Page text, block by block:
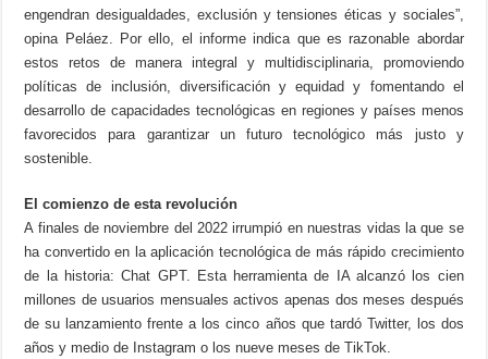
engendran desigualdades, exclusión y tensiones éticas y sociales”,
opina Peláez. Por ello, el informe indica que es razonable abordar
estos retos de manera integral y multidisciplinaria, promoviendo
políticas de inclusión, diversificación y equidad y fomentando el
desarrollo de capacidades tecnológicas en regiones y países menos
favorecidos para garantizar un futuro tecnológico más justo y
sostenible.
El comienzo de esta revolución
A finales de noviembre del 2022 irrumpió en nuestras vidas la que se
ha convertido en la aplicación tecnológica de más rápido crecimiento
de la historia: Chat GPT. Esta herramienta de IA alcanzó los cien
millones de usuarios mensuales activos apenas dos meses después
de su lanzamiento frente a los cinco años que tardó Twitter, los dos
años y medio de Instagram o los nueve meses de TikTok.